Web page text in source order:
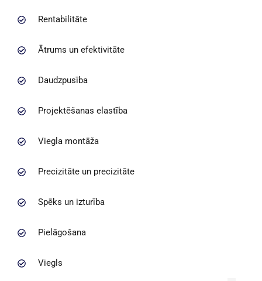
Rentabilitāte
Ātrums un efektivitāte
Daudzpusība
Projektēšanas elastība
Viegla montāža
Precizitāte un precizitāte
Spēks un izturība
Pielāgošana
Viegls